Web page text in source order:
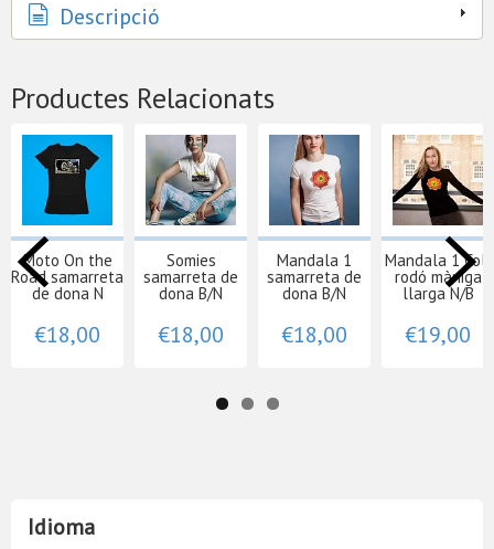
Idioma
Descripció
Productes Relacionats
Moto On the
Road samarreta
de dona N
€18,00
Somies
samarreta de
dona B/N
€18,00
Mandala 1
samarreta de
dona B/N
€18,00
Mandala 1 Coll
rodó màniga
llarga N/B
€19,00